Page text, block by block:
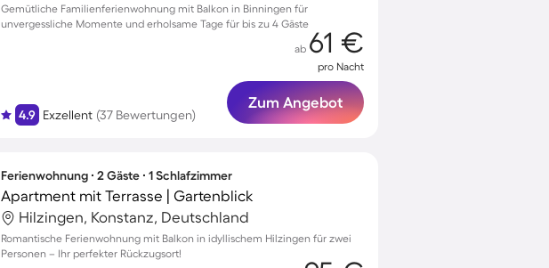
Gemütliche Familienferienwohnung mit Balkon in Binningen für
unvergessliche Momente und erholsame Tage für bis zu 4 Gäste
4.9 Exzellent (37 Bewertungen)
ab 61 €
pro Nacht
Zum Angebot
Ferienwohnung ∙ 2 Gäste ∙ 1 Schlafzimmer
Apartment mit Terrasse | Gartenblick
Hilzingen, Konstanz, Deutschland
Romantische Ferienwohnung mit Balkon in idyllischem Hilzingen für zwei
Personen – Ihr perfekter Rückzugsort!